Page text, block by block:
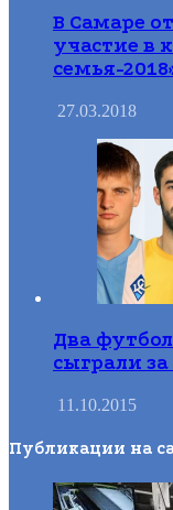
В Самаре
участие в
семья-
27.03.2018
Два
сыграли
11.10.2015
Публикации на